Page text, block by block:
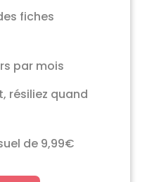
fiches
par mois
résiliez quand
de 9,99€